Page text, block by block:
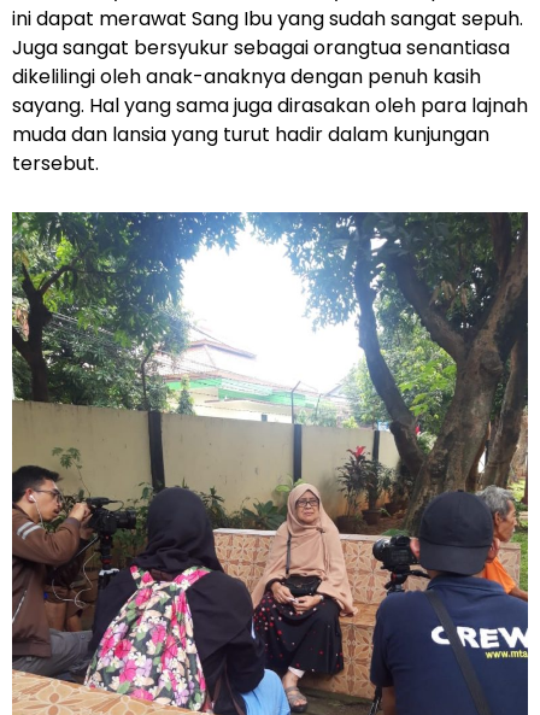
ini dapat merawat Sang Ibu yang sudah sangat sepuh.
Juga sangat bersyukur sebagai orangtua senantiasa
dikelilingi oleh anak-anaknya dengan penuh kasih
sayang. Hal yang sama juga dirasakan oleh para lajnah
muda dan lansia yang turut hadir dalam kunjungan
tersebut.